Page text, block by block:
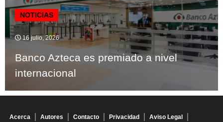
NOTICIAS
16 julio, 2026
Banco Azteca es premiado a nivel
internacional
Acerca Autores Contacto Privacidad Aviso Legal